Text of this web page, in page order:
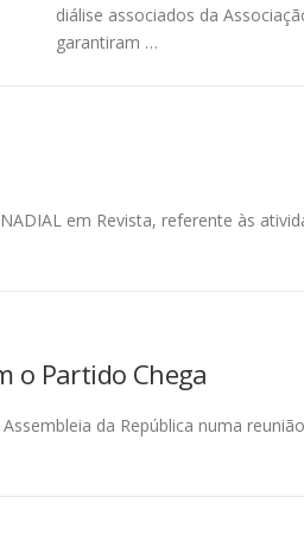
diálise associados da
garantiram …
em Revista, referente às
o Partido Chega
da República numa